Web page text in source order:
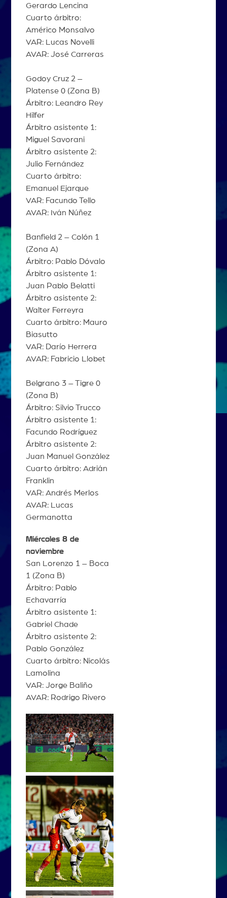
Gerardo Lencina
Cuarto árbitro:
Américo Monsalvo
VAR: Lucas Novelli
AVAR: José Carreras
Godoy Cruz 2 –
Platense 0 (Zona B)
Árbitro: Leandro Rey
Hilfer
Árbitro asistente 1:
Miguel Savorani
Árbitro asistente 2:
Julio Fernández
Cuarto árbitro:
Emanuel Ejarque
VAR: Facundo Tello
AVAR: Iván Núñez
Banfield 2 – Colón 1
(Zona A)
Árbitro: Pablo Dóvalo
Árbitro asistente 1:
Juan Pablo Belatti
Árbitro asistente 2:
Walter Ferreyra
Cuarto árbitro: Mauro
Biasutto
VAR: Darío Herrera
AVAR: Fabricio Llobet
Belgrano 3 – Tigre 0
(Zona B)
Árbitro: Silvio Trucco
Árbitro asistente 1:
Facundo Rodríguez
Árbitro asistente 2:
Juan Manuel González
Cuarto árbitro: Adrián
Franklin
VAR: Andrés Merlos
AVAR: Lucas
Germanotta
Miércoles 8 de
noviembre
San Lorenzo 1 – Boca
1 (Zona B)
Árbitro: Pablo
Echavarría
Árbitro asistente 1:
Gabriel Chade
Árbitro asistente 2:
Pablo González
Cuarto árbitro: Nicolás
Lamolina
VAR: Jorge Baliño
AVAR: Rodrigo Rivero